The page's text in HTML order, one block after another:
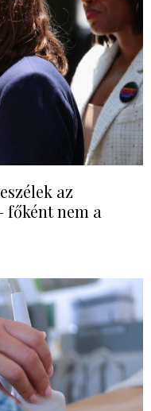
az
főként nem a